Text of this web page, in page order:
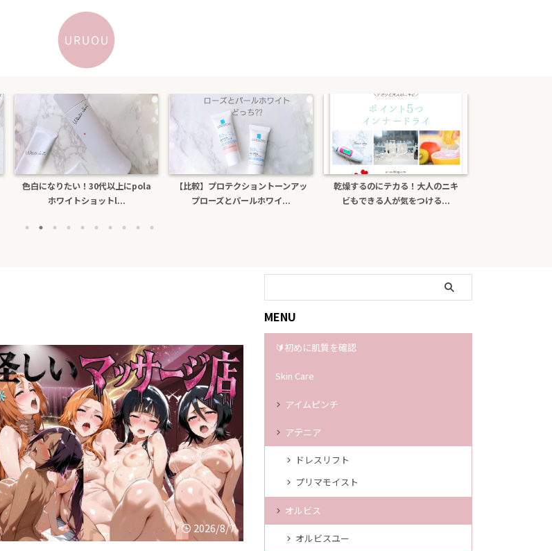
【比較】プロテクショントーンアッ
プローズとパールホワイ...
乾燥するのにテカる！大人のニキ
ビもできる人が気をつける...
ポーラb.aライトセレクターは偽物
がある？日焼け止め効...
2026/8/7
MENU
🔰初めに肌質を確認
Skin Care
アイムピンチ
アテニア
ドレスリフト
プリマモイスト
オルビス
オルビスユー